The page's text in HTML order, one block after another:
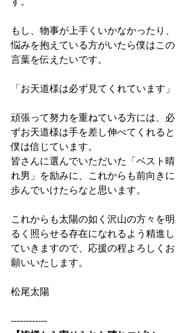
もし、物事が上手くいかなかったり、
悩みを抱えている方がいたら僕はこの
言葉を伝えたいです。
「お天道様は必ず見てくれています」
頑張って努力を重ねている方には、必
ずお天道様は手を差し伸べてくれると
僕は信じています。
皆さんに選んでいただいた「ベスト晴
れ男」を励みに、これからも前向きに
歩んでいけたらなと思います。
これからも太陽の如く沢山の方々を明
るく照らせる存在になれるよう精進し
ていきますので、応援の程よろしくお
願いいたします。
松尾太陽
------------